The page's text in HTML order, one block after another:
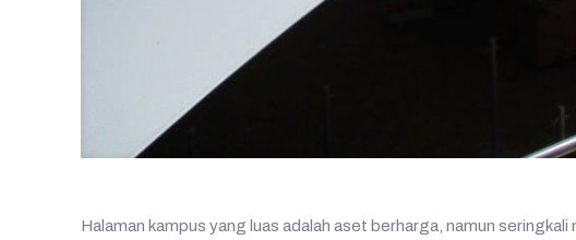
Halaman kampus yang luas adalah aset berharga, namun